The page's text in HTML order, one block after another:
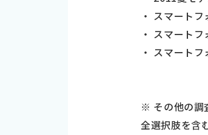
・ スマート
・ スマートフ
・ スマート
※ その他の調
全選択肢を含